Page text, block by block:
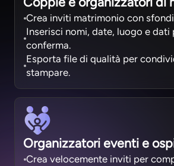
Crea inviti matrimonio con
Inserisci nomi, date, luogo e dati
conferma.
Esporta file di qualità per
stampare.
Organizzatori eventi e
Crea velocemente inviti per